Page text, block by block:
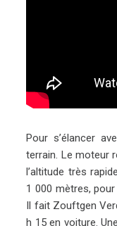
Pour s’élancer
terrain. Le moteur
l’altitude très
1 000 mètres,
Il fait Zouftgen
h 15 en voiture.